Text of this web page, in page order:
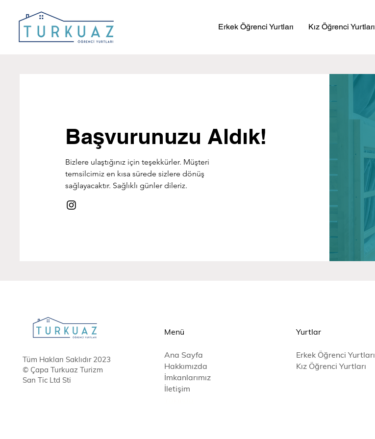
Erkek Öğrenci Yurtları Kız Öğrenci Yurtları
Başvurunuzu Aldık!
Bizlere ulaştığınız için teşekkürler. Müşteri
temsilcimiz en kısa sürede sizlere dönüş
sağlayacaktır. Sağlıklı günler dileriz.
Tüm Hakları Saklıdır 2023
© Çapa Turkuaz Turizm
San Tic Ltd Sti
Menü
Ana Sayfa
Hakkımızda
İmkanlarımız
İletişim
Yurtlar
Erkek Öğrenci Yurtları
Kız Öğrenci Yurtları